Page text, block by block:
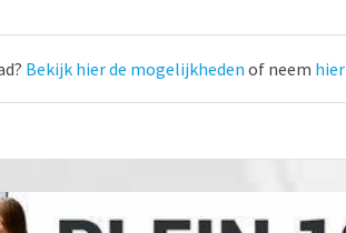
Bekijk hier de mogelijkheden of neem hier